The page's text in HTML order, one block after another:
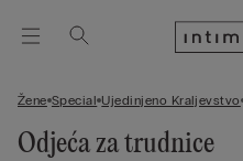
Žene Special Ujedinjeno Kraljevstvo
Odjeća za trudnice